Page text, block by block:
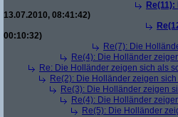
13.07.2010, 08:41:42)
00:10:32)
Re(7): Die
Re(4): Die Holländer
Re: Die Holländer zeigen sich als
Re(2): Die Holländer zeigen
Re(3): Die Holländer zeigen
Re(4): Die Holländer
Re(5): Die Holländer